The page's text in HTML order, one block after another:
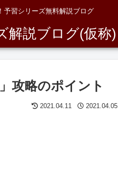
予習シリーズ無料解説ブログ
解説ブログ(仮称)
攻略のポイント
2021.04.11 2021.04.05